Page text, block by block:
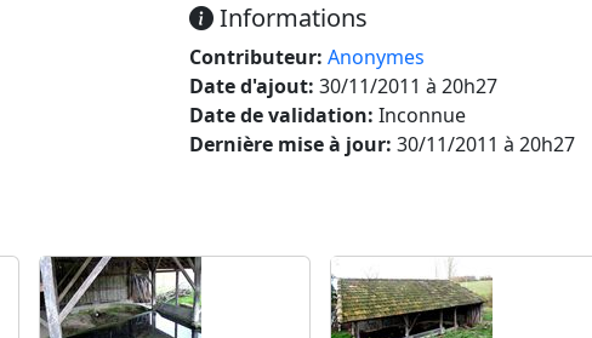
Informations
Contributeur: Anonymes
Date d'ajout: 30/11/2011 à 20h27
Date de validation: Inconnue
Dernière mise à jour: 30/11/2011 à 20h27